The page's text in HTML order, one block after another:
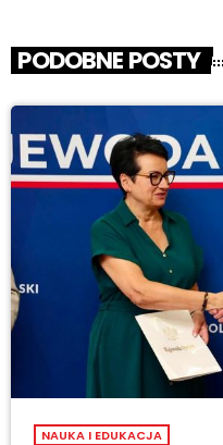
PODOBNE POSTY
NAUKA I EDUKACJA